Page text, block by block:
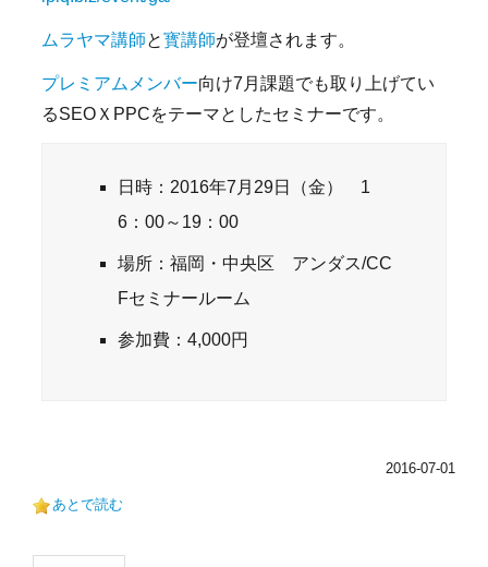
ムラヤマ講師と寳講師が登壇されます。
プレミアムメンバー向け7月課題でも取り上げてい
るSEOＸPPCをテーマとしたセミナーです。
日時：2016年7月29日（金） 1
6：00～19：00
場所：福岡・中央区 アンダス/CC
Fセミナールーム
参加費：4,000円
2016-07-01
あとで読む